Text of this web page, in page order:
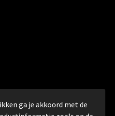
ga je akkoord met de